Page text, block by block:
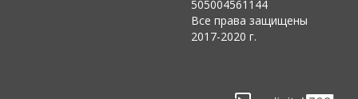
505004561144
Все права защищены
2017-2020 г.